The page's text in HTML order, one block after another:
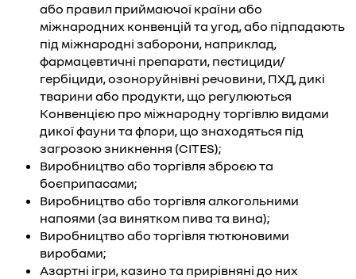
або правил приймаючої країни або
міжнародних конвенцій та угод, або підпадають
під міжнародні заборони, наприклад,
фармацевтичні препарати, пестициди/
гербіциди, озоноруйнівні речовини, ПХД, дикі
тварини або продукти, що регулюються
Конвенцією про міжнародну торгівлю видами
дикої фауни та флори, що знаходяться під
загрозою зникнення (CITES);
Виробництво або торгівля зброєю та
боєприпасами;
Виробництво або торгівля алкогольними
напоями (за винятком пива та вина);
Виробництво або торгівля тютюновими
виробами;
Азартні ігри, казино та прирівняні до них